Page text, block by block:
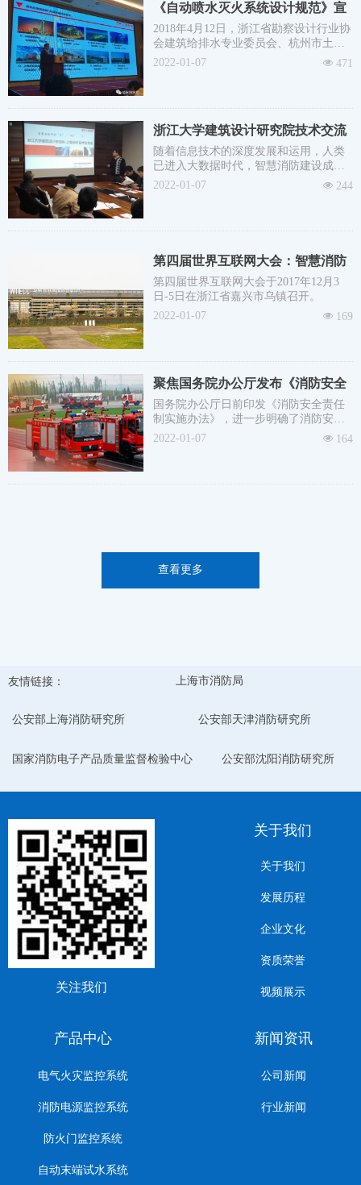
《自动喷水灭火系统设计规范》宣
贯暨浙江省2017年消防纪要技术交
流会在杭州成功举行
2018年4月12日，浙江省勘察设计行业协
会建筑给排水专业委员会、杭州市土木
建筑学会给水排水专业委员会在杭州启
光华永盛消防智能系统股份有限公司协
办。
넶 471
2022-01-07
浙江大学建筑设计研究院技术交流
会
随着信息技术的深度发展和运用，人类
已进入大数据时代，智慧消防建设成为
社会热点。上海光华与浙江大学建筑研
从城市建筑设计阶段入手，构筑新型智
慧消防监控系统，为城市安全保驾护
航。
넶 244
2022-01-07
第四届世界互联网大会：智慧消防
乌镇峰会首秀 全程助力大会安全保
障
第四届世界互联网大会于2017年12月3
日-5日在浙江省嘉兴市乌镇召开。
넶 169
2022-01-07
聚焦国务院办公厅发布《消防安全
责任制实施办法》
国务院办公厅日前印发《消防安全责任
制实施办法》，进一步明确了消防安全
责任，完善了消防安全责任体系。
넶 164
2022-01-07
查看更多
关注我们
关于我们
关于我们
发展历程
企业文化
资质荣誉
视频展示
产品中心
电气火灾监控系统
消防电源监控系统
防火门监控系统
自动末端试水系统
新闻资讯
公司新闻
行业新闻
友情链接： 上海市消防局
公安部上海消防研究所 公安部天津消防研究所
国家消防电子产品质量监督检验中心 公安部沈阳消防研究所